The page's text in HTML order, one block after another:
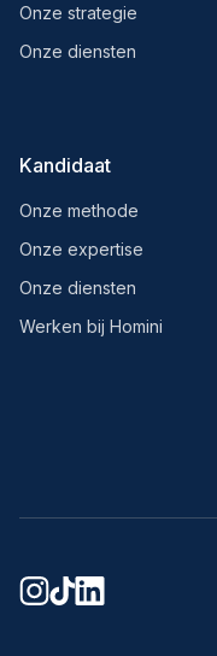
Onze strategie
Onze diensten
Kandidaat
Onze methode
Onze expertise
Onze diensten
Werken bij Homini